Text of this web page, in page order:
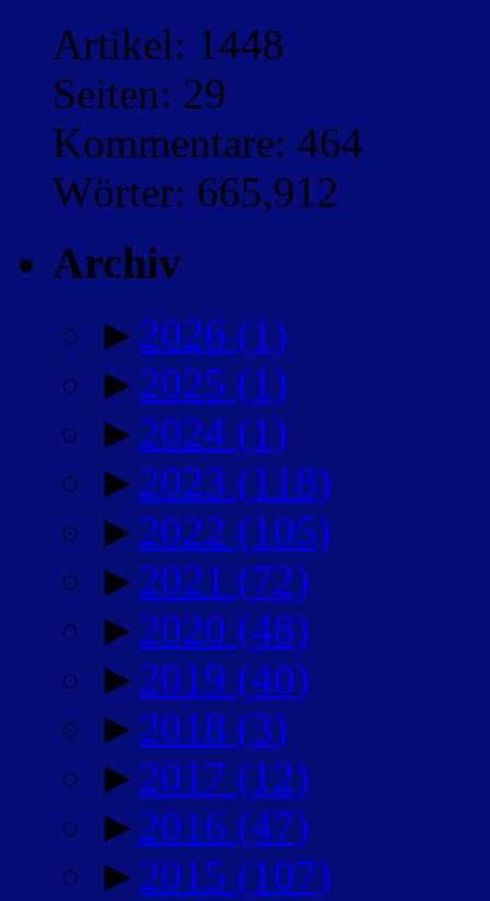
Artikel: 1448
Seiten: 29
Kommentare: 464
Wörter: 665,912
Archiv
► 2026 (1)
► 2025 (1)
► 2024 (1)
► 2023 (118)
► 2022 (105)
► 2021 (72)
► 2020 (48)
► 2019 (40)
► 2018 (3)
► 2017 (12)
► 2016 (47)
► 2015 (107)